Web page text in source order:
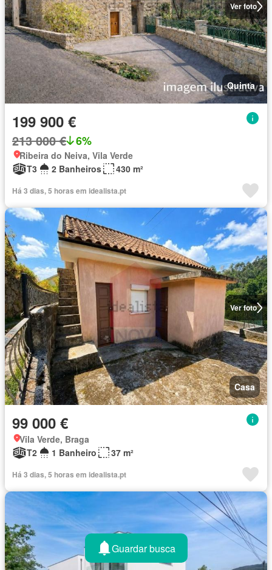
Ver foto
Quinta
199 900 €
213 000 € 6%
Ribeira do Neiva, Vila Verde
T3
2 Banheiros 430 m²
Há 3 dias, 5 horas em idealista.pt
Ver foto
Casa
99 000 €
Vila Verde, Braga
T2
1 Banheiro 37 m²
Há 3 dias, 5 horas em idealista.pt
Guardar busca